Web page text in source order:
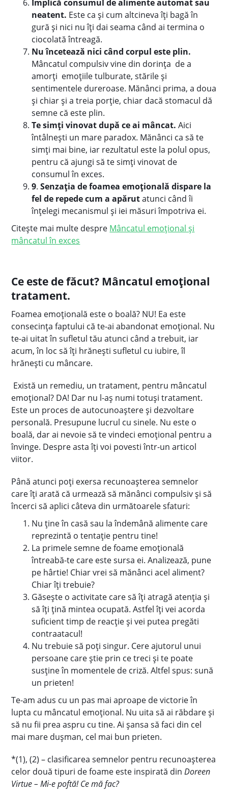
Implică consumul de alimente automat sau
neatent. Este ca și cum altcineva îți bagă în
gură și nici nu îți dai seama când ai termina o
ciocolată întreagă.
Nu încetează nici când corpul este plin.
Mâncatul compulsiv vine din dorința de a
amorți emoțiile tulburate, stările și
sentimentele dureroase. Mănânci prima, a doua
și chiar și a treia porție, chiar dacă stomacul dă
semne că este plin.
Te simți vinovat după ce ai mâncat.Aici
întâlnești un mare paradox. Mănânci ca să te
simți mai bine, iar rezultatul este la polul opus,
pentru că ajungi să te simți vinovat de
consumul în exces.
9.Senzația de foamea emoțională dispare la
fel de repede cum a apărutatunci când îi
înțelegi mecanismul și iei măsuri împotriva ei.
Citește mai multe despre Mâncatul emoțional și
mâncatul în exces
Ce este de făcut? Mâncatul emoțional
tratament.
Foamea emoțională este o boală? NU! Ea este
consecința faptului că te-ai abandonat emoțional. Nu
te-ai uitat în sufletul tău atunci când a trebuit, iar
acum, în loc să îți hrănești sufletul cu iubire, îl
hrănești cu mâncare.
Există un remediu, un tratament, pentru mâncatul
emoțional? DA! Dar nu l-aș numi totuși tratament.
Este un proces de autocunoaștere și dezvoltare
personală. Presupune lucrul cu sinele. Nu este o
boală, dar ai nevoie să te vindeci emoțional pentru a
învinge. Despre asta îți voi povesti într-un articol
viitor.
Până atunci poți exersa recunoașterea semnelor
care îți arată că urmează să mănânci compulsiv și să
încerci să aplici câteva din următoarele sfaturi:
Nu ține în casă sau la îndemână alimente care
reprezintă o tentație pentru tine!
La primele semne de foame emoțională
întreabă-te care este sursa ei. Analizează, pune
pe hârtie! Chiar vrei să mănânci acel aliment?
Chiar îți trebuie?
Găsește o activitate care să îți atragă atenția și
să îți țină mintea ocupată. Astfel îți vei acorda
suficient timp de reacție și vei putea pregăti
contraatacul!
Nu trebuie să poți singur. Cere ajutorul unui
persoane care știe prin ce treci și te poate
susține în momentele de criză. Altfel spus: sună
un prieten!
Te-am adus cu un pas mai aproape de victorie în
lupta cu mâncatul emoțional. Nu uita să ai răbdare și
să nu fii prea aspru cu tine. Ai șansa să faci din cel
mai mare dușman, cel mai bun prieten.
*(1), (2) – clasificarea semnelor pentru recunoașterea
celor două tipuri de foame este inspirată dinDoreen
Virtue – Mi-e poftă! Ce mă fac?